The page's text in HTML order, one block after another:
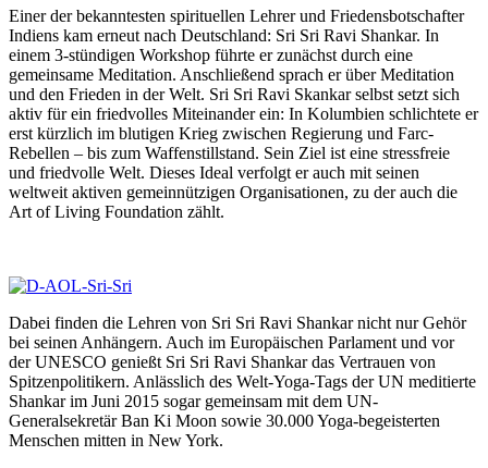
Einer der bekanntesten spirituellen Lehrer und Friedensbotschafter
Indiens kam erneut nach Deutschland: Sri Sri Ravi Shankar. In
einem 3-stündigen Workshop führte er zunächst durch eine
gemeinsame Meditation. Anschließend sprach er über Meditation
und den Frieden in der Welt. Sri Sri Ravi Skankar selbst setzt sich
aktiv für ein friedvolles Miteinander ein: In Kolumbien schlichtete er
erst kürzlich im blutigen Krieg zwischen Regierung und Farc-
Rebellen – bis zum Waffenstillstand. Sein Ziel ist eine stressfreie
und friedvolle Welt. Dieses Ideal verfolgt er auch mit seinen
weltweit aktiven gemeinnützigen Organisationen, zu der auch die
Art of Living Foundation zählt.
Dabei finden die Lehren von Sri Sri Ravi Shankar nicht nur Gehör
bei seinen Anhängern. Auch im Europäischen Parlament und vor
der UNESCO genießt Sri Sri Ravi Shankar das Vertrauen von
Spitzenpolitikern. Anlässlich des Welt-Yoga-Tags der UN meditierte
Shankar im Juni 2015 sogar gemeinsam mit dem UN-
Generalsekretär Ban Ki Moon sowie 30.000 Yoga-begeisterten
Menschen mitten in New York.